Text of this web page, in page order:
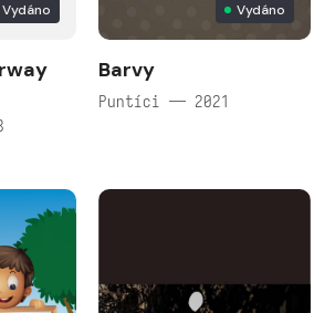
Vydáno Vydáno
Barvy
Puntíci — 2021